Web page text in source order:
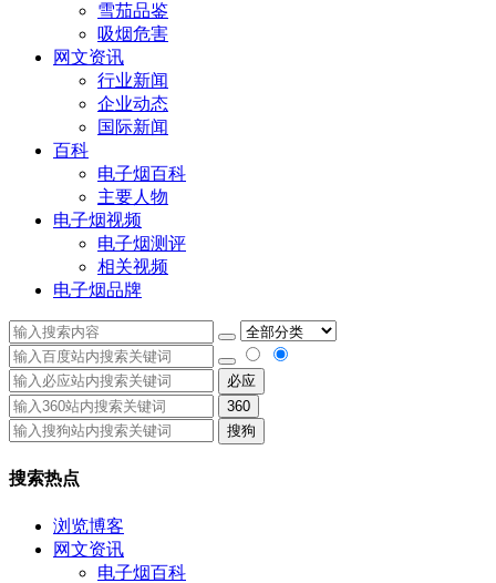
雪茄品鉴
吸烟危害
网文资讯
行业新闻
企业动态
国际新闻
百科
电子烟百科
主要人物
电子烟视频
电子烟测评
相关视频
电子烟品牌
必应
360
搜狗
搜索热点
浏览博客
网文资讯
电子烟百科